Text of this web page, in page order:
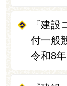
『建
付一般
令和8